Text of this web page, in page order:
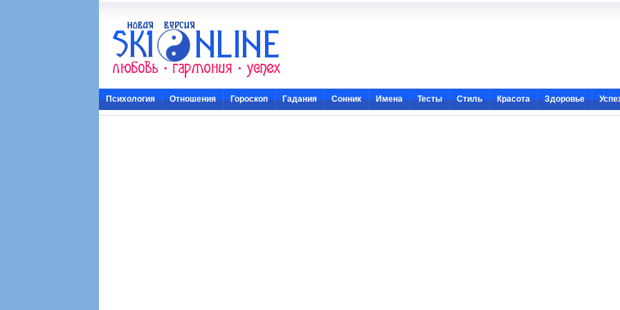
Психология Отношения Гороскоп Гадания Сонник Имена Тесты Стиль Красота Здоровье